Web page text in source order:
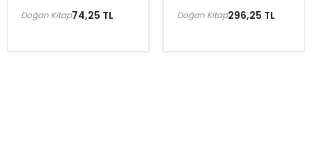
74,25 TL
Doğan Kitap 296,25 TL
Doğan Kitap